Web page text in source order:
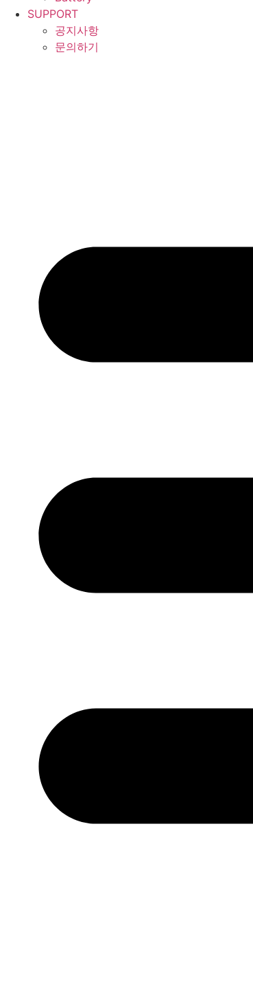
SUPPORT
공지사항
문의하기